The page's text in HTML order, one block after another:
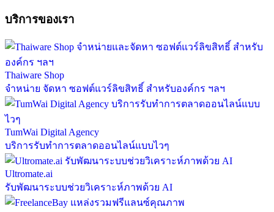
บริการของเรา
Thaiware Shop
จำหน่าย จัดหา ซอฟต์แวร์ลิขสิทธิ์ สำหรับองค์กร ฯลฯ
TumWai Digital Agency
บริการรับทำการตลาดออนไลน์แบบไวๆ
Ultromate.ai
รับพัฒนาระบบช่วยวิเคราะห์ภาพด้วย AI